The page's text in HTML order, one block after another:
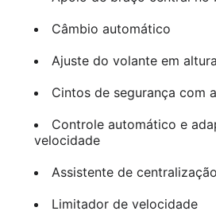
Câmbio automático
Ajuste do volante em
Cintos de segurança com
Controle automático e
velocidade
Assistente de
Limitador de velocidade